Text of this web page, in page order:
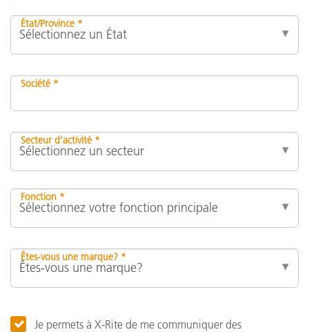
État/Province *
Société *
Secteur d’activité *
Fonction *
Êtes-vous une marque? *
Je permets à X-Rite de me communiquer des